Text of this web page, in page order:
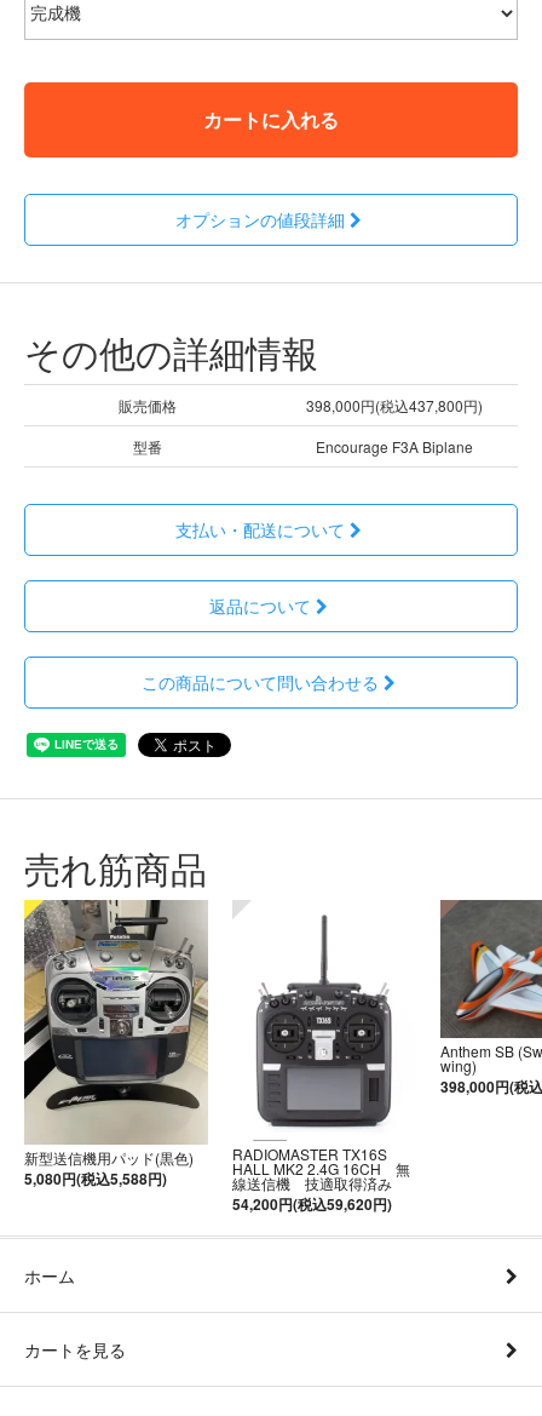
カートに入れる
オプションの値段詳細
その他の詳細情報
販売価格
398,000円(税込437,800円)
型番
Encourage F3A Biplane
支払い・配送について
返品について
この商品について問い合わせる
売れ筋商品
新型送信機用パッド(黒色)
5,080円(税込5,588円)
RADIOMASTER TX16S
HALL MK2 2.4G 16CH 無
線送信機 技適取得済み
54,200円(税込59,620円)
Anthem SB
wing)
398,000円(税
ホーム
カートを見る